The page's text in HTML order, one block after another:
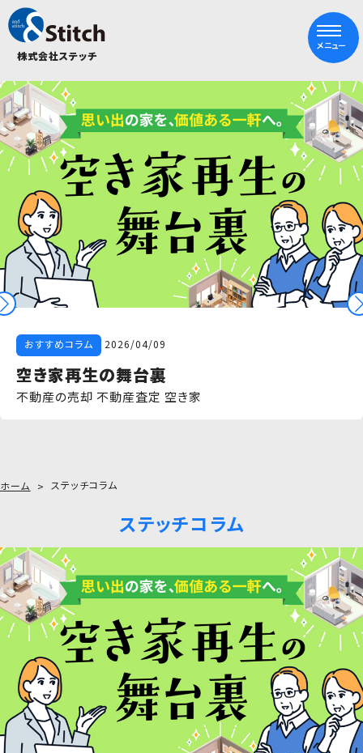
株式会社ステッチ
メニュー
おすすめコラム 2026/04/09
空き家再生の舞台裏
不動産の売却 不動産査定 空き家
ホーム ステッチコラム
ステッチコラム